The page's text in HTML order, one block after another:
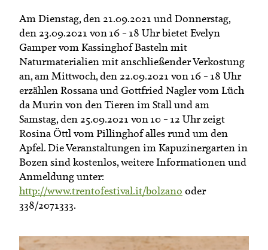
Am Dienstag, den 21.09.2021 und Donnerstag,
den 23.09.2021 von 16 – 18 Uhr bietet Evelyn
Gamper vom Kassinghof Basteln mit
Naturmaterialien mit anschließender Verkostung
an, am Mittwoch, den 22.09.2021 von 16 – 18 Uhr
erzählen Rossana und Gottfried Nagler vom Lüch
da Murin von den Tieren im Stall und am
Samstag, den 25.09.2021 von 10 – 12 Uhr zeigt
Rosina Öttl vom Pillinghof alles rund um den
Apfel. Die Veranstaltungen im Kapuzinergarten in
Bozen sind kostenlos, weitere Informationen und
Anmeldung unter:
http://www.trentofestival.it/bolzano oder
338/2071333.